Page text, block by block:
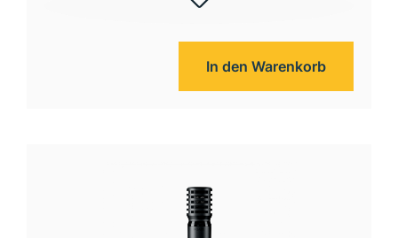
In den Warenkorb